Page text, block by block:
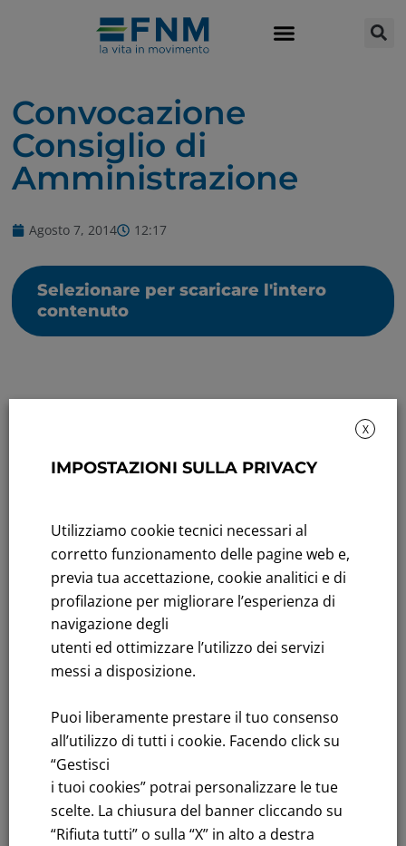
Convocazione
Consiglio di
Amministrazione
Agosto 7, 2014 12:17
Selezionare per scaricare l'intero
contenuto
Rendicontazione di sostenibilità
Bandi di gara: Ultimi bandi
FNM S.p.A.
Sede in Milano, Piazzale Cadorna, 14
fnm@legalmail.it
C.F.e P.IVA 00776140154
C.C.I.AA. Milano – REA 28331
X
IMPOSTAZIONI SULLA PRIVACY
Utilizziamo cookie tecnici necessari al
corretto funzionamento delle pagine web e,
previa tua accettazione, cookie analitici e di
profilazione per migliorare l’esperienza di
navigazione degli
utenti ed ottimizzare l’utilizzo dei servizi
messi a disposizione.
Puoi liberamente prestare il tuo consenso
all’utilizzo di tutti i cookie. Facendo click su
“Gestisci
i tuoi cookies” potrai personalizzare le tue
scelte. La chiusura del banner cliccando su
“Rifiuta tutti” o sulla “X” in alto a destra